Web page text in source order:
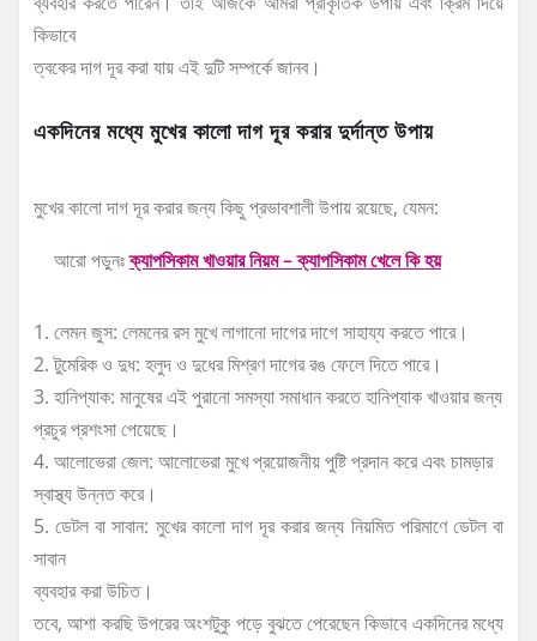
কিভাবে
ত্বকের দাগ দূর করা যায় এই দুটি সম্পর্কে জানব।
একদিনের মধ্যে মুখের কালো দাগ দূর করার দুর্দান্ত উপায়
মুখের কালো দাগ দূর করার জন্য কিছু প্রভাবশালী উপায় রয়েছে, যেমন:
আরো পড়ুনঃক্যাপসিকাম খাওয়ার নিয়ম – ক্যাপসিকাম খেলে কি হয়
1. লেমন জুস: লেমনের রস মুখে লাগানো দাগের দাগে সাহায্য করতে পারে।
2. টুমেরিক ও দুধ: হলুদ ও দুধের মিশ্রণ দাগের রঙ ফেলে দিতে পারে।
3. হানিপ্যাক: মানুষের এই পুরানো সমস্যা সমাধান করতে হানিপ্যাক খাওয়ার জন্য
প্রচুর প্রশংসা পেয়েছে।
4. আলোভেরা জেল: আলোভেরা মুখে প্রয়োজনীয় পুষ্টি প্রদান করে এবং চামড়ার
স্বাস্থ্য উন্নত করে।
5. ডেটল বা সাবান: মুখের কালো দাগ দূর করার জন্য নিয়মিত পরিমাণে ডেটল বা
সাবান
ব্যবহার করা উচিত।
তবে, আশা করছি উপরের অংশটুকু পড়ে বুঝতে পেরেছেন কিভাবে একদিনের মধ্যে